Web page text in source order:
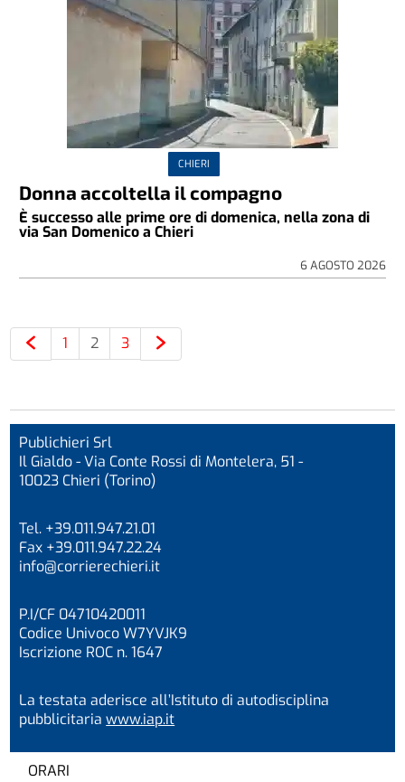
CHIERI
Donna accoltella il compagno
È successo alle prime ore di domenica, nella zona di
via San Domenico a Chieri
6 AGOSTO 2026
1 2 3
Publichieri Srl
Il Gialdo - Via Conte Rossi di Montelera, 51 -
10023 Chieri (Torino)
Tel. +39.011.947.21.01
Fax +39.011.947.22.24
info@corrierechieri.it
P.I/CF 04710420011
Codice Univoco W7YVJK9
Iscrizione ROC n. 1647
La testata aderisce all’Istituto di autodisciplina
pubblicitariawww.iap.it
ORARI